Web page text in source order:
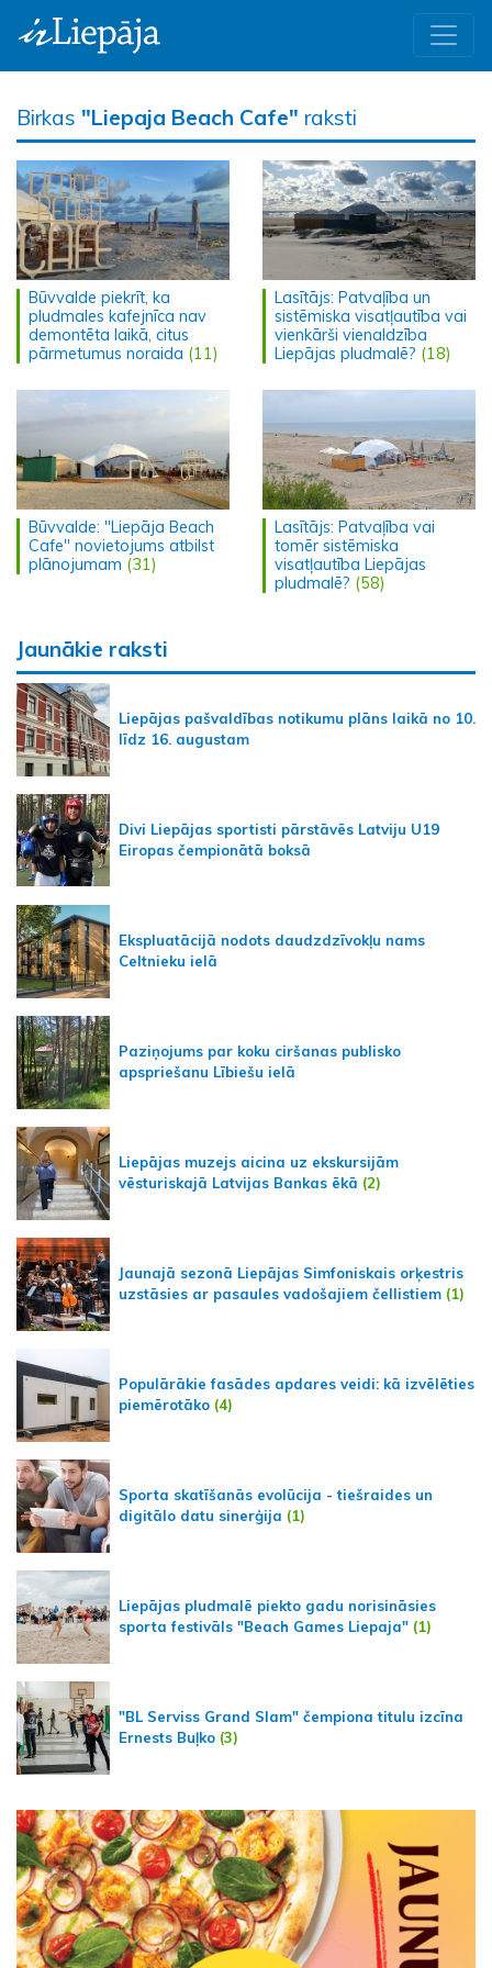
Birkas "Liepaja Beach Cafe" raksti
Būvvalde piekrīt, ka
pludmales kafejnīca nav
demontēta laikā, citus
pārmetumus noraida (11)
Lasītājs: Patvaļība un
sistēmiska visatļautība vai
vienkārši vienaldzība
Liepājas pludmalē? (18)
Būvvalde: "Liepāja Beach
Cafe" novietojums atbilst
plānojumam (31)
Lasītājs: Patvaļība vai
tomēr sistēmiska
visatļautība Liepājas
pludmalē? (58)
Jaunākie raksti
Liepājas pašvaldības notikumu plāns laikā no 10.
līdz 16. augustam
Divi Liepājas sportisti pārstāvēs Latviju U19
Eiropas čempionātā boksā
Ekspluatācijā nodots daudzdzīvokļu nams
Celtnieku ielā
Paziņojums par koku ciršanas publisko
apspriešanu Lībiešu ielā
Liepājas muzejs aicina uz ekskursijām
vēsturiskajā Latvijas Bankas ēkā (2)
Jaunajā sezonā Liepājas Simfoniskais orķestris
uzstāsies ar pasaules vadošajiem čellistiem (1)
Populārākie fasādes apdares veidi: kā izvēlēties
piemērotāko (4)
Sporta skatīšanās evolūcija - tiešraides un
digitālo datu sinerģija (1)
Liepājas pludmalē piekto gadu norisināsies
sporta festivāls "Beach Games Liepaja" (1)
"BL Serviss Grand Slam" čempiona titulu izcīna
Ernests Buļko (3)